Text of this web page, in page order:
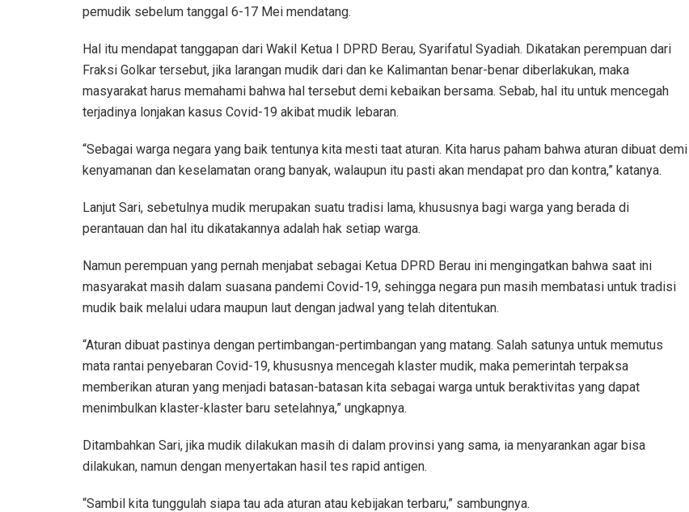
pemudik sebelum tanggal 6-17 Mei mendatang.
Hal itu mendapat tanggapan dari Wakil Ketua I DPRD Berau, Syarifatul Syadiah. Dikatakan perempuan dari
Fraksi Golkar tersebut, jika larangan mudik dari dan ke Kalimantan benar-benar diberlakukan, maka
masyarakat harus memahami bahwa hal tersebut demi kebaikan bersama. Sebab, hal itu untuk mencegah
terjadinya lonjakan kasus Covid-19 akibat mudik lebaran.
“Sebagai warga negara yang baik tentunya kita mesti taat aturan. Kita harus paham bahwa aturan dibuat demi
kenyamanan dan keselamatan orang banyak, walaupun itu pasti akan mendapat pro dan kontra,” katanya.
Lanjut Sari, sebetulnya mudik merupakan suatu tradisi lama, khususnya bagi warga yang berada di
perantauan dan hal itu dikatakannya adalah hak setiap warga.
Namun perempuan yang pernah menjabat sebagai Ketua DPRD Berau ini mengingatkan bahwa saat ini
masyarakat masih dalam suasana pandemi Covid-19, sehingga negara pun masih membatasi untuk tradisi
mudik baik melalui udara maupun laut dengan jadwal yang telah ditentukan.
“Aturan dibuat pastinya dengan pertimbangan-pertimbangan yang matang. Salah satunya untuk memutus
mata rantai penyebaran Covid-19, khususnya mencegah klaster mudik, maka pemerintah terpaksa
memberikan aturan yang menjadi batasan-batasan kita sebagai warga untuk beraktivitas yang dapat
menimbulkan klaster-klaster baru setelahnya,” ungkapnya.
Ditambahkan Sari, jika mudik dilakukan masih di dalam provinsi yang sama, ia menyarankan agar bisa
dilakukan, namun dengan menyertakan hasil tes rapid antigen.
“Sambil kita tunggulah siapa tau ada aturan atau kebijakan terbaru,” sambungnya.